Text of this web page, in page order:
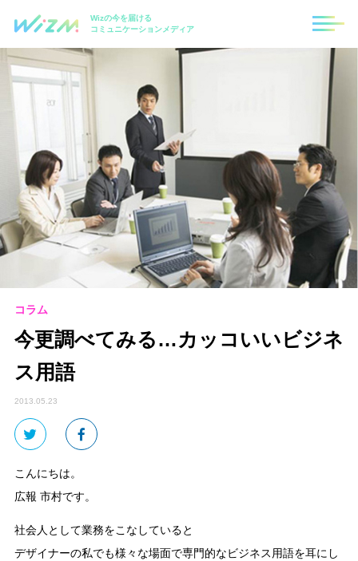
Wizの今を届ける
コミュニケーションメディア
コラム
今更調べてみる…カッコいいビジネ
ス用語
2013.05.23
こんにちは。
広報 市村です。
社会人として業務をこなしていると
デザイナーの私でも様々な場面で専門的なビジネス用語を耳にし